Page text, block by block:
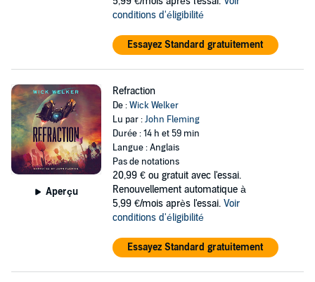
conditions d'éligibilité
Essayez Standard gratuitement
Aperçu
Refraction
De :Wick Welker
Lu par :John Fleming
Durée : 14 h et 59 min
Langue : Anglais
Pas de notations
20,99 € ou gratuit avec l'essai.
Renouvellement automatique à
5,99 €/mois après l'essai. Voir
conditions d'éligibilité
Essayez Standard gratuitement